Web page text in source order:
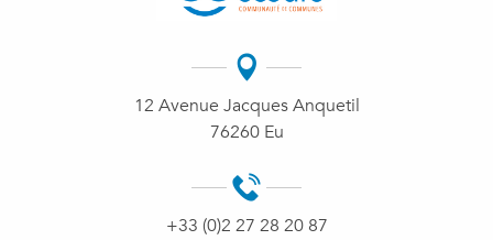
12 Avenue Jacques Anquetil
76260 Eu
+33 (0)2 27 28 20 87